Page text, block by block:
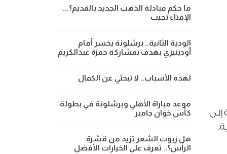
إلى
ما حكم مبادلة الذهب الجديد بالقديم؟...
الإفتاء تجيب
الودية الثانية.. برشلونة يخسر أمام
أودينيزي بهدف بمشاركة حمزة عبدالكريم
لهذه الأسباب.. لا تبحثي عن الكمال
موعد مباراة الأهلي وبرشلونة في بطولة
كأس خوان جامبر
هل زيوت الشعر تزيد من قشرة
الرأس؟.. تعرف على الخيارات الأفضل